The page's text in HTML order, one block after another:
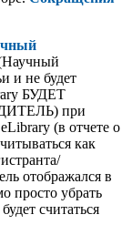
и не будет
БУДЕТ
при
(в отчете о
как
отображался в
просто убрать
считаться